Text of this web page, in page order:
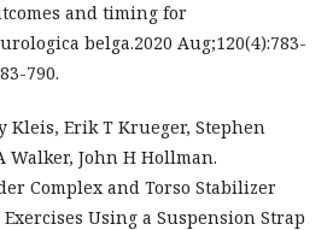
and timing for
belga.2020 Aug;120(4):783-
790.
Kleis, Erik T Krueger, Stephen
John H Hollman.
Complex and Torso Stabilizer
Using a Suspension Strap